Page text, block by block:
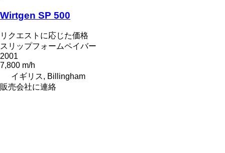
Wirtgen SP 500
リクエストに応じた価格
スリップフォームペイバー
2001
7,800 m/h
イギリス, Billingham
販売会社に連絡